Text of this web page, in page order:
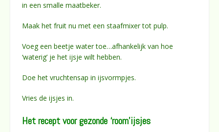
in een smalle maatbeker.
Maak het fruit nu met een staafmixer tot pulp.
Voeg een beetje water toe…afhankelijk van hoe
‘waterig’ je het ijsje wilt hebben.
Doe het vruchtensap in ijsvormpjes.
Vries de ijsjes in.
Het recept voor gezonde ‘room’ijsjes